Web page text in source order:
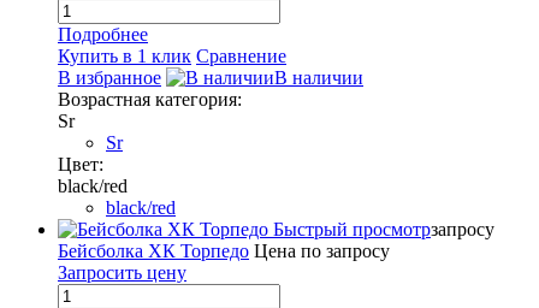
Подробнее
Купить в 1 клик Сравнение
В избранное
В наличии
Возрастная категория:
Sr
Sr
Цвет:
black/red
black/red
Быстрый просмотр
Бейсболка ХК Торпедо Цена по запросу
Запросить цену
запросу